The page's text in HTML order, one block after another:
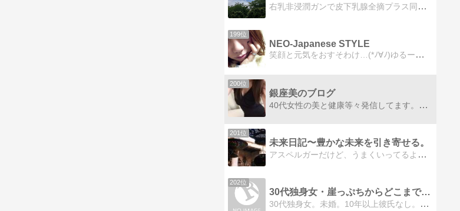
右乳非浸潤ガンで皮下乳腺全摘プラス同時再建術後、無治療６年目にして局所再発自己発見。さあ、これからフルコースの治療開始かな。生活モットーは『今、ここに生きる。』
199位
NEO-Japanese STYLE
笑顔と元気をおすそわけ…(*ﾉ∀ﾉ)ゆるーい一日がここに……(´υ`)
200位
銀座美のブログ
40代女性の美と健康等々発信してます。40代女性の美と健康、オシャレ、生活、趣味、旅行、レストラン等々発信してます。
201位
未来日記〜豊かな未来を引き寄せる。
アスペルガーだけど、うまくいってるよ。幸せって思考から始まる。そしてhappyは伝播するんだ。
202位
30代独身女・崖っぷちからどこまで這い上がれるか【婚活中】
30代独身女。未婚。10年以上彼氏なし。体重64kg。貯金100万。ブラック企業勤務。元半引きこもり。ここから人はどこまで変われるのか、決意とその記録